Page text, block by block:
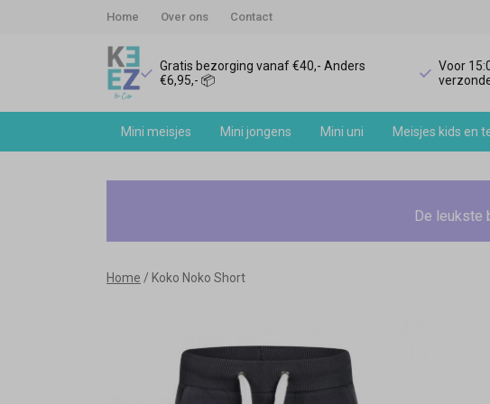
Home Over ons Contact
Gratis bezorging vanaf €40,- Anders
€6,95,- 📦
Voor
Mini meisjes Mini jongens Mini uni Meisjes kids en
De leukste
Home Koko Noko Short